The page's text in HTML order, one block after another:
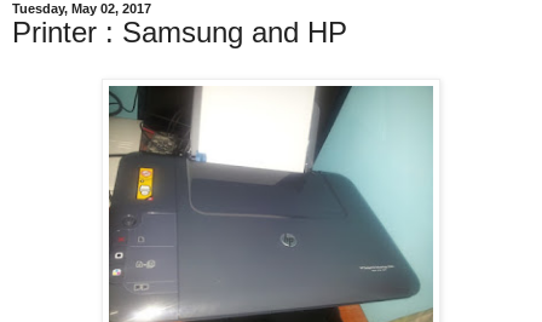
Tuesday, May 02, 2017
Printer : Samsung and HP